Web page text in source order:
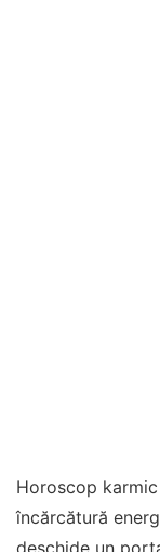
Horoscop
încărcătură
deschide un